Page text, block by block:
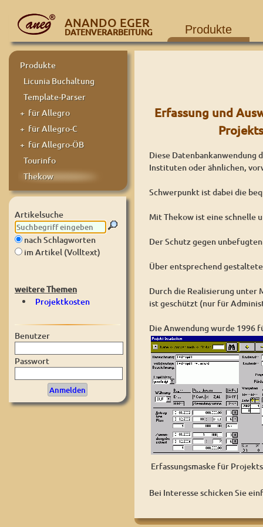
ANANDO EGER
DATENVERARBEITUNG Produkte
Produkte
Licunia Buchaltung
Template-Parser
+ für Allegro
+ für Allegro-C
+ für Allegro-ÖB
Tourinfo
Thekow
Artikelsuche
nach Schlagworten
im Artikel (Volltext)
weitere Themen
Projektkosten
Benutzer
Passwort
Erfassung und
Diese Datenbankanwendung
Instituten oder ähnlichen,
Schwerpunkt ist dabei die
Mit Thekow ist eine schnelle
Der Schutz gegen
Über entsprechend
Durch die Realisierung unter
ist geschützt (nur für
Die Anwendung wurde 1996
Erfassungsmaske für
Bei Interesse schicken Sie